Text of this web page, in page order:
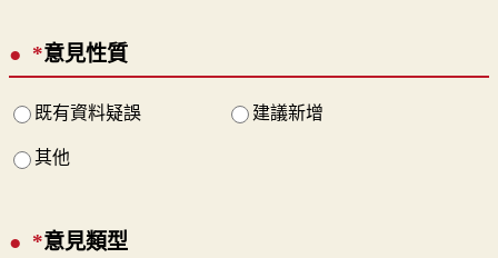
*意見性質
既有資料疑誤 建議新增
其他
*意見類型